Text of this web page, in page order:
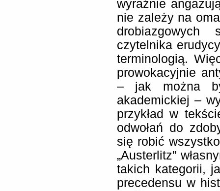
wyraźnie
nie zależy na
drobiazgowych
czytelnika
terminologią.
prowokacyjnie
– jak można
akademickiej –
przykład w
odwołań do
się robić
„Austerlitz”
takich kategorii,
precedensu w